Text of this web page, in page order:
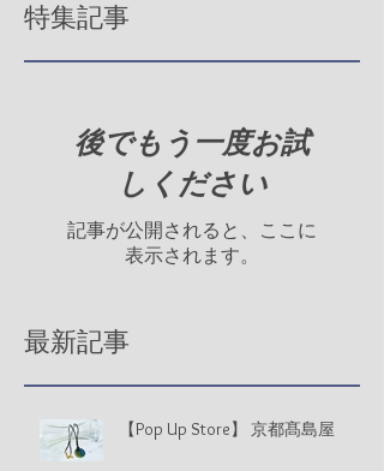
特集記事
後でもう一度お試
しください
記事が公開されると、ここに
表示されます。
最新記事
【Pop Up Store】 京都髙島屋